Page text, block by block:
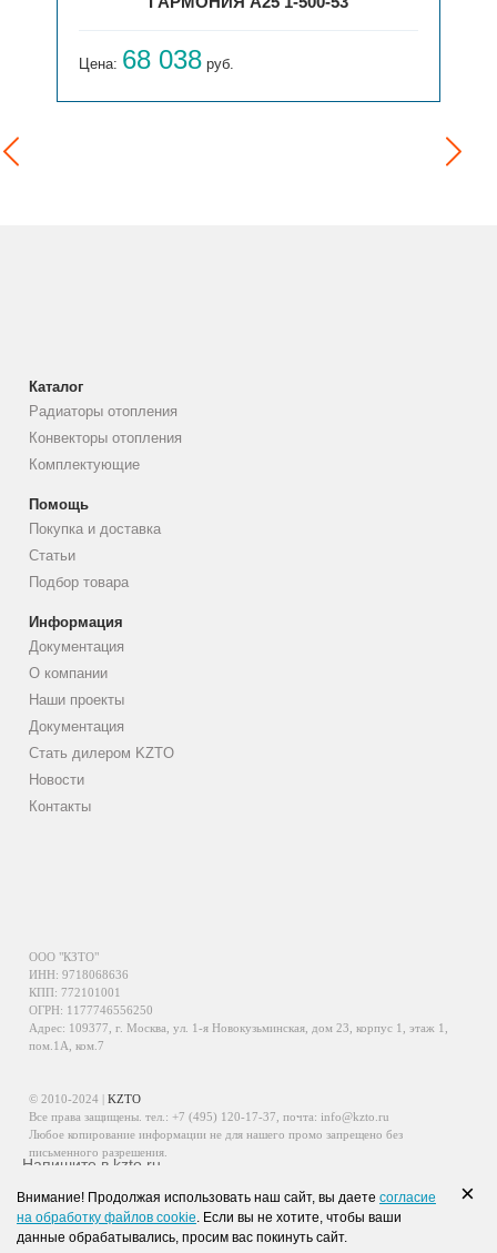
Цена: 68 038 руб.
Каталог
Радиаторы отопления
Конвекторы отопления
Комплектующие
Помощь
Покупка и доставка
Статьи
Подбор товара
Информация
Документация
О компании
Наши проекты
Документация
Стать дилером KZTO
Новости
Контакты
ООО "КЗТО"
ИНН: 9718068636
КПП: 772101001
ОГРН: 1177746556250
Адрес: 109377, г. Москва, ул. 1-я Новокузьминская, дом 23, корпус 1, этаж 1,
пом.1А, ком.7
© 2010-2024 |KZTO
Все права защищены. тел.: +7 (495) 120-17-37 , почта: info@kzto.ru
Любое копирование информации не для нашего промо запрещено без
письменного разрешения.
Информация, размещенная на сайте, не является публичной офертой.
Политика обработки персональных данных
Политика конфиденциальности персональных данных
Напишите в kzto.ru
WhatsApp Telegram
×
Внимание! Продолжая использовать наш сайт, вы даете согласие
на обработку файлов cookie. Если вы не хотите, чтобы ваши
данные обрабатывались, просим вас покинуть сайт.